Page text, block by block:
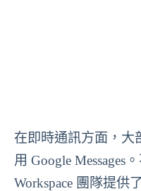
在即時通訊方面，大
用 Google Messages
Workspace 團隊提供